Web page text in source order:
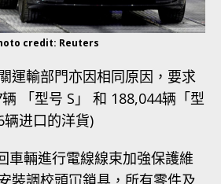
credit: Reuters
運輸部門亦因相同原因，要求
「型号 S」 和 188,044辆「型
进口的洋貨)
車輛進行電線線束加強保護維
裝調校頭冚鎖具，所有零件及